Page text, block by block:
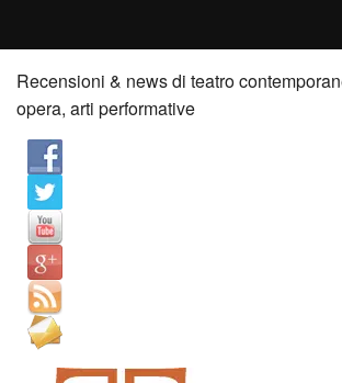
Home
Recensioni
Anticipazioni
News
Palazzi consiglia
Video
Chi siamo
Recensioni & news di teatro
opera, arti performative